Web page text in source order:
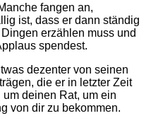
fangen an,
ist, dass er dann ständig
erzählen muss und
spendest.
dezenter von seinen
die er in letzter Zeit
deinen Rat, um ein
von dir zu bekommen.